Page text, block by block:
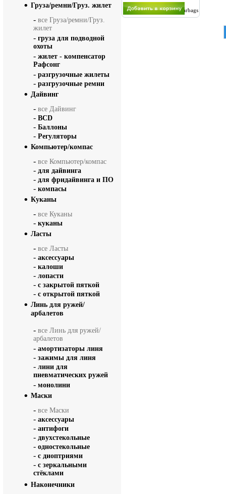
Sarbags
Груза/ремни/Груз. жилет
- все Груза/ремни/Груз.
жилет
- груза для подводной
охоты
- жилет - компенсатор
Рафсонг
- разгрузочные жилеты
- разгрузочные ремни
Дайвинг
- все Дайвинг
- BCD
- Баллоны
- Регуляторы
Компьютер/компас
- все Компьютер/компас
- для дайвинга
- для фридайвинга и ПО
- компасы
Куканы
- все Куканы
- куканы
Ласты
- все Ласты
- аксессуары
- калоши
- лопасти
- с закрытой пяткой
- с открытой пяткой
Линь для ружей/
арбалетов
- все Линь для ружей/
арбалетов
- амортизаторы линя
- зажимы для линя
- лини для
пневматических ружей
- монолини
Маски
- все Маски
- аксессуары
- антифоги
- двухстекольные
- одностекольные
- с диоптриями
- с зеркальными
стёклами
Наконечники